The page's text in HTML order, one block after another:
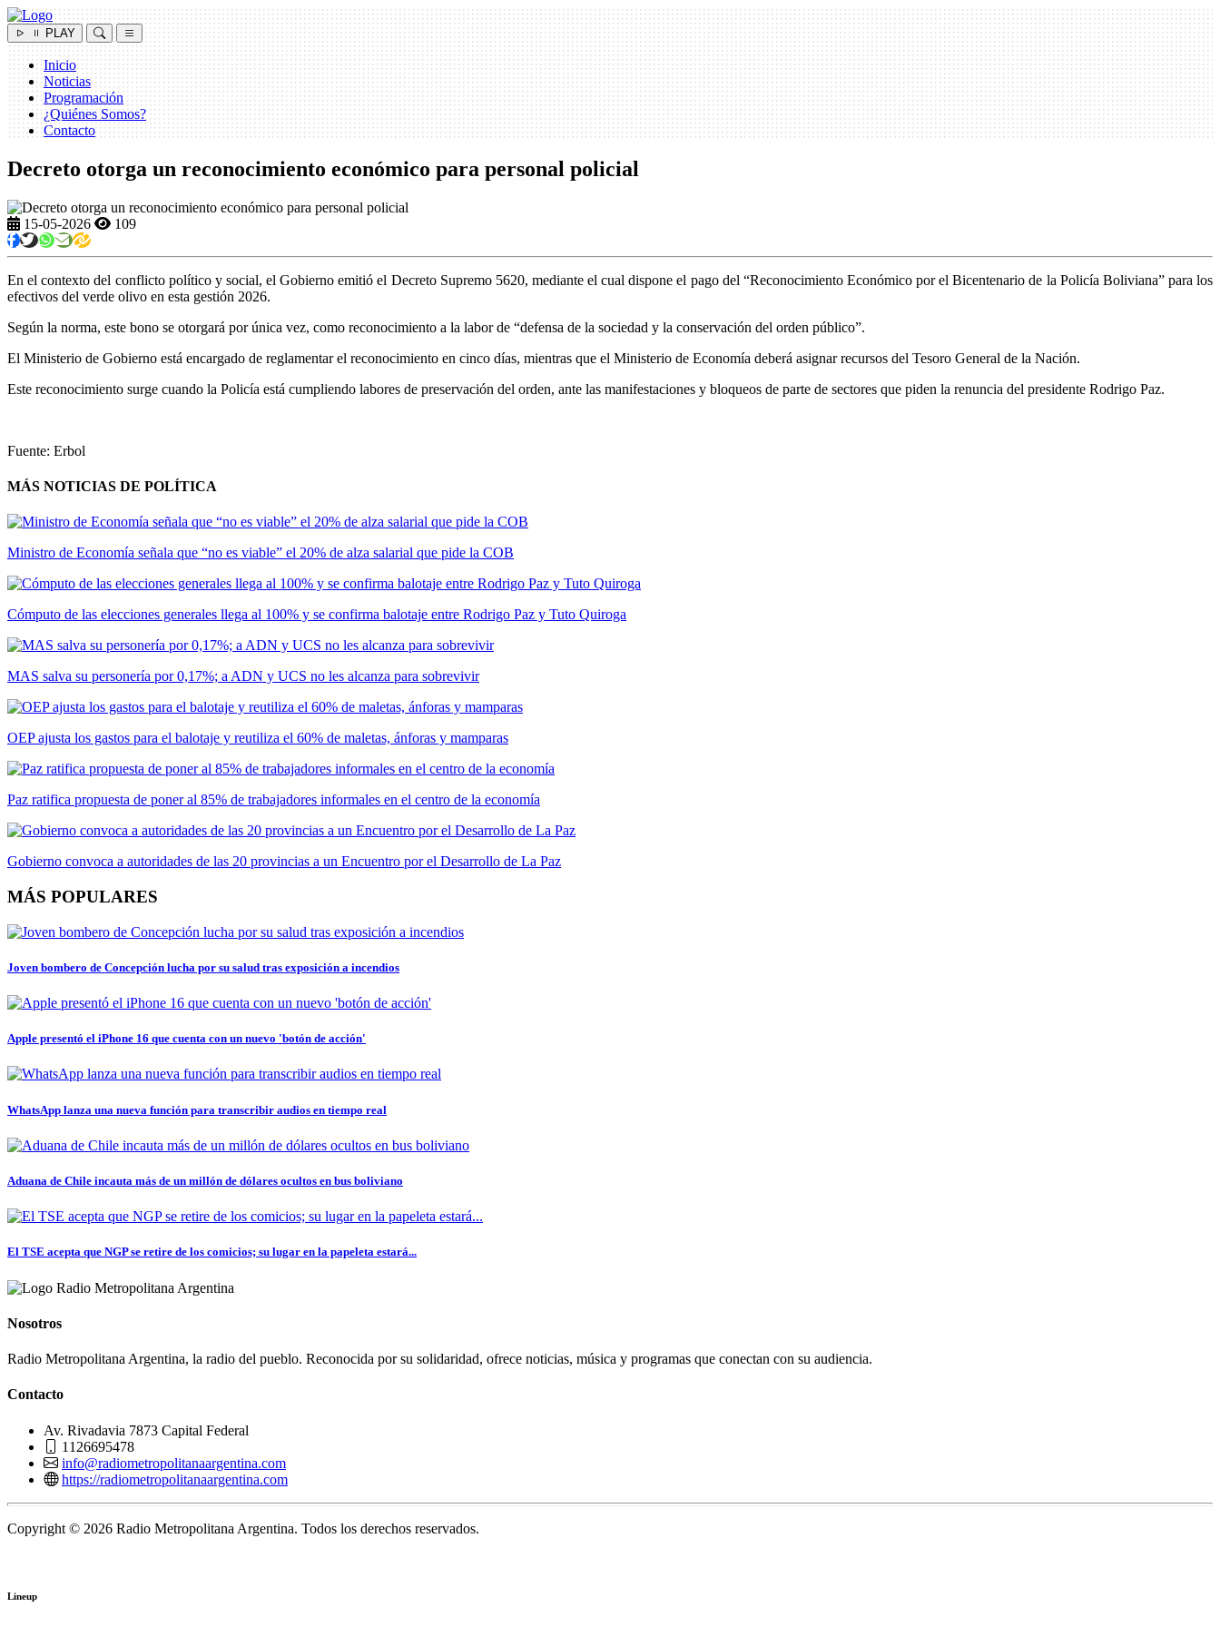
PLAY
Inicio
Noticias
Programación
¿Quiénes Somos?
Contacto
Decreto otorga un reconocimiento económico para personal policial
15-05-2026 109
En el contexto del conflicto político y social, el Gobierno emitió el Decreto Supremo 5620, mediante el cual dispone el pago del “Reconocimiento Económico por el Bicentenario de la Policía Boliviana” para los
efectivos del verde olivo en esta gestión 2026.
Según la norma, este bono se otorgará por única vez, como reconocimiento a la labor de “defensa de la sociedad y la conservación del orden público”.
El Ministerio de Gobierno está encargado de reglamentar el reconocimiento en cinco días, mientras que el Ministerio de Economía deberá asignar recursos del Tesoro General de la Nación.
Este reconocimiento surge cuando la Policía está cumpliendo labores de preservación del orden, ante las manifestaciones y bloqueos de parte de sectores que piden la renuncia del presidente Rodrigo Paz.
Fuente: Erbol
MÁS NOTICIAS DE POLÍTICA
Ministro de Economía señala que “no es viable” el 20% de alza salarial que pide la COB
Cómputo de las elecciones generales llega al 100% y se confirma balotaje entre Rodrigo Paz y Tuto Quiroga
MAS salva su personería por 0,17%; a ADN y UCS no les alcanza para sobrevivir
OEP ajusta los gastos para el balotaje y reutiliza el 60% de maletas, ánforas y mamparas
Paz ratifica propuesta de poner al 85% de trabajadores informales en el centro de la economía
Gobierno convoca a autoridades de las 20 provincias a un Encuentro por el Desarrollo de La Paz
MÁS POPULARES
Joven bombero de Concepción lucha por su salud tras exposición a incendios
Apple presentó el iPhone 16 que cuenta con un nuevo 'botón de acción'
WhatsApp lanza una nueva función para transcribir audios en tiempo real
Aduana de Chile incauta más de un millón de dólares ocultos en bus boliviano
El TSE acepta que NGP se retire de los comicios; su lugar en la papeleta estará...
Nosotros
Radio Metropolitana Argentina, la radio del pueblo. Reconocida por su solidaridad, ofrece noticias, música y programas que conectan con su audiencia.
Contacto
Av. Rivadavia 7873 Capital Federal
1126695478
info@radiometropolitanaargentina.com
https://radiometropolitanaargentina.com
Copyright © 2026 Radio Metropolitana Argentina. Todos los derechos reservados.
Lineup